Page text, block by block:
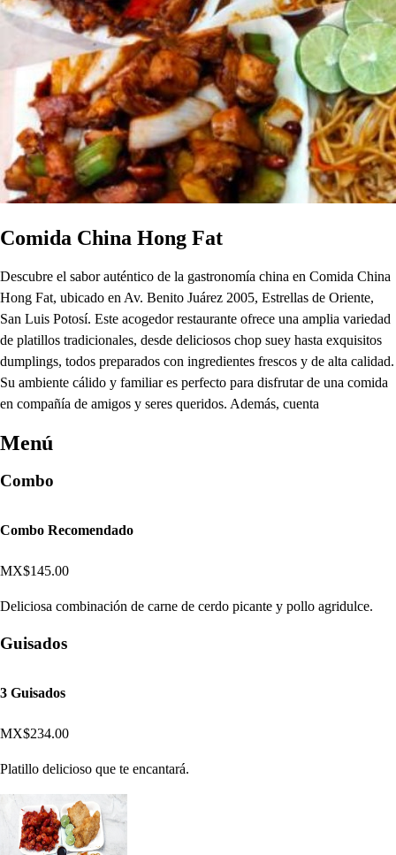
Comida China Hong Fat
Descubre el sabor auténtico de la gastronomía china en Comida China
Hong Fat, ubicado en Av. Benito Juárez 2005, Estrellas de Oriente,
San Luis Potosí. Este acogedor restaurante ofrece una amplia variedad
de platillos tradicionales, desde deliciosos chop suey hasta exquisitos
dumplings, todos preparados con ingredientes frescos y de alta calidad.
Su ambiente cálido y familiar es perfecto para disfrutar de una comida
en compañía de amigos y seres queridos. Además, cuenta
Menú
Combo
Combo Recomendado
MX$145.00
Deliciosa combinación de carne de cerdo picante y pollo agridulce.
Guisados
3 Guisados
MX$234.00
Platillo delicioso que te encantará.